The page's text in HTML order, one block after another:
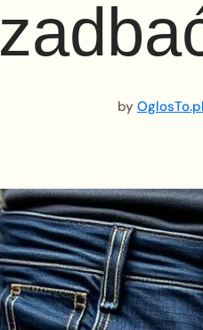
by OglosTo.pl